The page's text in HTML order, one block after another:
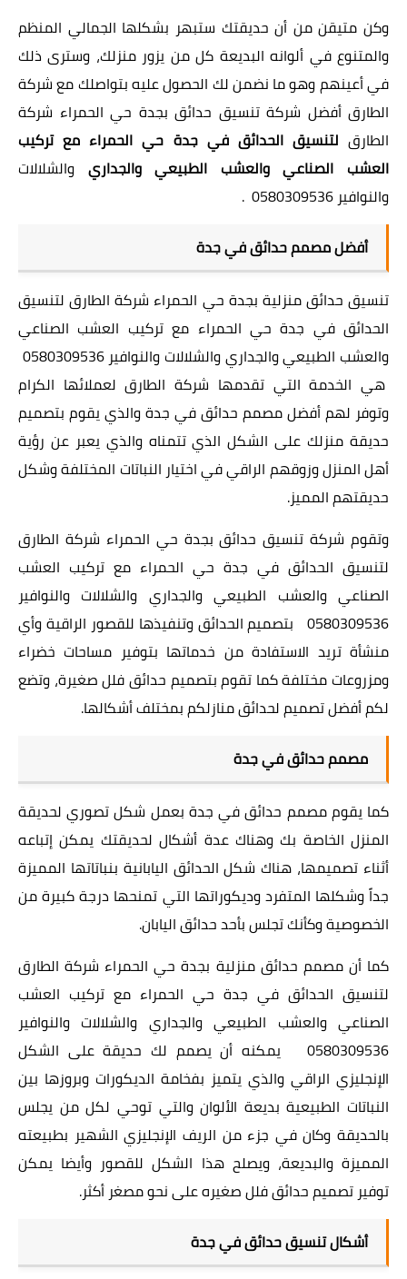
وكن متيقن من أن حديقتك ستبهر بشكلها الجمالي المنظم
والمتنوع في ألوانه البديعة كل من يزور منزلك، وسترى ذلك
في أعينهم وهو ما نضمن لك الحصول عليه بتواصلك مع شركة
الطارق أفضل شركة تنسيق حدائق بجدة حي الحمراء شركة
الطارق لتنسيق الحدائق في جدة حي الحمراء مع تركيب
العشب الصناعي والعشب الطبيعي والجداري والشلالات
والنوافير 0580309536 .
أفضل مصمم حدائق في جدة
تنسيق حدائق منزلية بجدة حي الحمراء شركة الطارق لتنسيق
الحدائق في جدة حي الحمراء مع تركيب العشب الصناعي
هي الخدمة التي تقدمها شركة الطارق لعملائها الكرام
وتوفر لهم أفضل مصمم حدائق في جدة والذي يقوم بتصميم
حديقة منزلك على الشكل الذي تتمناه والذي يعبر عن رؤية
أهل المنزل وزوقهم الراقي في اختيار النباتات المختلفة وشكل
حديقتهم المميز.
وتقوم شركة تنسيق حدائق بجدة حي الحمراء شركة الطارق
لتنسيق الحدائق في جدة حي الحمراء مع تركيب العشب
الصناعي والعشب الطبيعي والجداري والشلالات والنوافير
0580309536 بتصميم الحدائق وتنفيذها للقصور الراقية وأي
منشأة تريد الاستفادة من خدماتها بتوفير مساحات خضراء
ومزروعات مختلفة كما تقوم بتصميم حدائق فلل صغيرة، وتضع
لكم أفضل تصميم لحدائق منازلكم بمختلف أشكالها.
مصمم حدائق في جدة
كما يقوم مصمم حدائق في جدة بعمل شكل تصوري لحديقة
المنزل الخاصة بك وهناك عدة أشكال لحديقتك يمكن إتباعه
أثناء تصميمها، هناك شكل الحدائق اليابانية بنباتاتها المميزة
جداً وشكلها المتفرد وديكوراتها التي تمنحها درجة كبيرة من
الخصوصية وكأنك تجلس بأحد حدائق اليابان.
كما أن مصمم حدائق منزلية بجدة حي الحمراء شركة الطارق
لتنسيق الحدائق في جدة حي الحمراء مع تركيب العشب
الصناعي والعشب الطبيعي والجداري والشلالات والنوافير
0580309536 يمكنه أن يصمم لك حديقة على الشكل
الإنجليزي الراقي والذي يتميز بفخامة الديكورات وبروزها بين
النباتات الطبيعية بديعة الألوان والتي توحي لكل من يجلس
بالحديقة وكان في جزء من الريف الإنجليزي الشهير بطبيعته
المميزة والبديعة، ويصلح هذا الشكل للقصور وأيضا يمكن
توفير تصميم حدائق فلل صغيره على نحو مصغر أكثر.
أشكال تنسيق حدائق في جدة